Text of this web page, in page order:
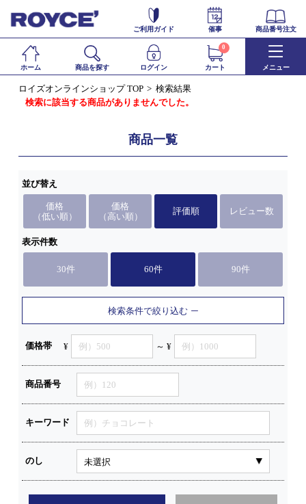
ご利用ガイド 催事 商品番号注文
ホーム 商品を探す ログイン カート
0
メニュー
ロイズオンラインショップ TOP
検索結果
検索に該当する商品がありませんでした。
商品一覧
並び替え
価格
（低い順）
価格
（高い順）
評価順 レビュー数
表示件数
30件 60件 90件
検索条件で絞り込む
価格帯 ¥ ～ ¥
商品番号
キーワード
のし